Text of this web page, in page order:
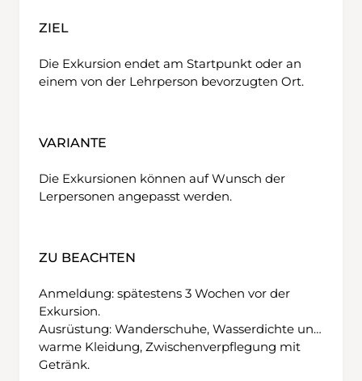
ZIEL
Die Exkursion endet am Startpunkt oder an
einem von der Lehrperson bevorzugten Ort.
VARIANTE
Die Exkursionen können auf Wunsch der
Lerpersonen angepasst werden.
ZU BEACHTEN
Anmeldung: spätestens 3 Wochen vor der
Exkursion.
Ausrüstung: Wanderschuhe, Wasserdichte und
warme Kleidung, Zwischenverpflegung mit
Getränk.